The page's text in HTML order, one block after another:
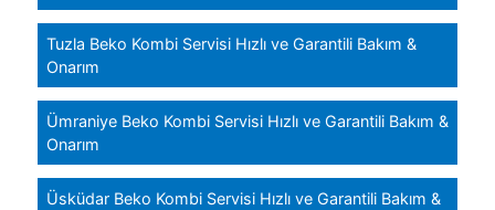
Tuzla Beko Kombi Servisi Hızlı ve Garantili Bakım &
Onarım
Ümraniye Beko Kombi Servisi Hızlı ve Garantili Bakım &
Onarım
Üsküdar Beko Kombi Servisi Hızlı ve Garantili Bakım &